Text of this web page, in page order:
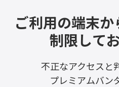
ご利用の端末
制限して
不正なアクセスと
プレミアムバン